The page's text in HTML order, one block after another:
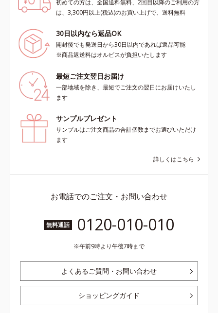
初めての方は、全国送料無料、2回目以降のご利用の方
は、3,300円以上(税込)のお買い上げで、送料無料
30日以内なら返品OK
開封後でも発送日から30日以内であれば返品可能
※商品返送料はオルビスが負担いたします
最短ご注文翌日お届け
一部地域を除き、最短でご注文の翌日にお届けいたし
ます
サンプルプレゼント
サンプルはご注文商品の合計個数までお選びいただけ
ます
詳しくはこちら
お電話でのご注文・お問い合わせ
無料通話 0120-010-010
午前9時より午後7時まで
よくあるご質問・お問い合わせ
ショッピングガイド